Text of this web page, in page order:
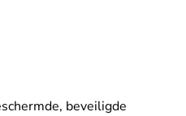
beveiligde